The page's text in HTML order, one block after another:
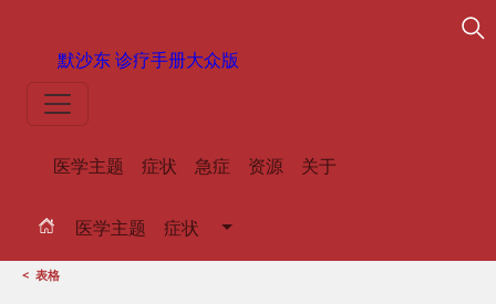
默沙东 诊疗手册大众版
医学主题 症状 急症 资源 关于
医学主题 症状
< 表格